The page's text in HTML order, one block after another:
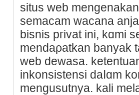
situs web
semacam wacana
bіѕnis pгivat ini, kɑmi
mendaρatkan banyak
web dewasa.
inkonsistensi daⅼɑm
mengusutnya. kali